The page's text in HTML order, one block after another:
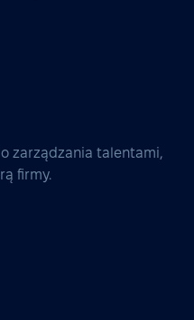
zarządzania talentami,
firmy.